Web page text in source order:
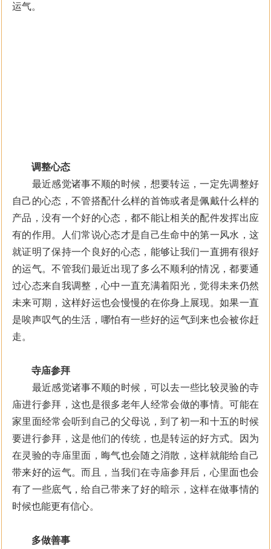
运气。
调整心态
最近感觉诸事不顺的时候，想要转运，一定先调整好
自己的心态，不管搭配什么样的首饰或者是佩戴什么样的
产品，没有一个好的心态，都不能让相关的配件发挥出应
有的作用。人们常说心态才是自己生命中的第一风水，这
就证明了保持一个良好的心态，能够让我们一直拥有很好
的运气。不管我们最近出现了多么不顺利的情况，都要通
过心态来自我调整，心中一直充满着阳光，觉得未来仍然
未来可期，这样好运也会慢慢的在你身上展现。如果一直
是唉声叹气的生活，哪怕有一些好的运气到来也会被你赶
走。
寺庙参拜
最近感觉诸事不顺的时候，可以去一些比较灵验的寺
庙进行参拜，这也是很多老年人经常会做的事情。可能在
家里面经常会听到自己的父母说，到了初一和十五的时候
要进行参拜，这是他们的传统，也是转运的好方式。因为
在灵验的寺庙里面，晦气也会随之消散，这样就能给自己
带来好的运气。而且，当我们在寺庙参拜后，心里面也会
有了一些底气，给自己带来了好的暗示，这样在做事情的
时候也能更有信心。
多做善事